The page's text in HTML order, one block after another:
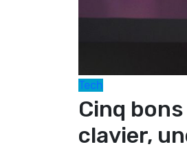
Tech
Cinq
clavier,